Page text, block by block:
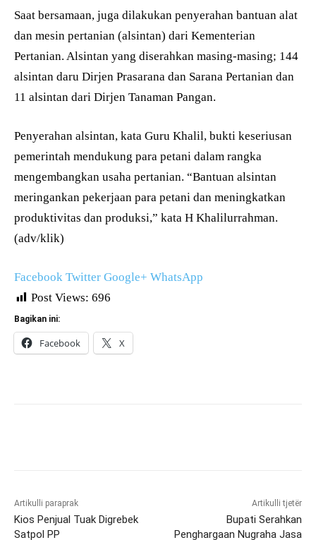
Saat bersamaan, juga dilakukan penyerahan bantuan alat
dan mesin pertanian (alsintan) dari Kementerian
Pertanian. Alsintan yang diserahkan masing-masing; 144
alsintan daru Dirjen Prasarana dan Sarana Pertanian dan
11 alsintan dari Dirjen Tanaman Pangan.
Penyerahan alsintan, kata Guru Khalil, bukti keseriusan
pemerintah mendukung para petani dalam rangka
mengembangkan usaha pertanian. “Bantuan alsintan
meringankan pekerjaan para petani dan meningkatkan
produktivitas dan produksi,” kata H Khalilurrahman.
(adv/klik)
Facebook Twitter Google+ WhatsApp
Post Views: 696
Bagikan ini:
Facebook X
Artikulli paraprak
Kios Penjual Tuak Digrebek
Satpol PP
Artikulli tjetër
Bupati Serahkan
Penghargaan Nugraha Jasa